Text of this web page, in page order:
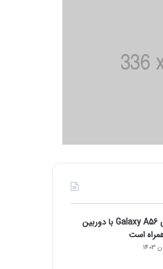
گوشی Galaxy A56 با دوربین
است